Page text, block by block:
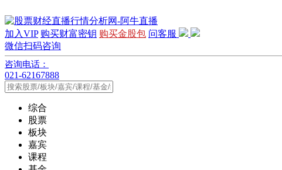
加入VIP 购买财富密钥 购买金股包 问客服
微信扫码咨询
咨询电话：
021-62167888
综合
股票
板块
嘉宾
课程